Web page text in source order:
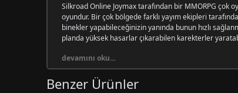
Silkroad Online Joymax tarafından bir MMORPG çok
oyundur. Bir çok bölgede farklı yayım ekipleri
binekler yapabileceğinizin yanında bunun hızlı
planda yüksek hasarlar çıkarabilen karekterler
devamını oku...
Benzer Ürünler